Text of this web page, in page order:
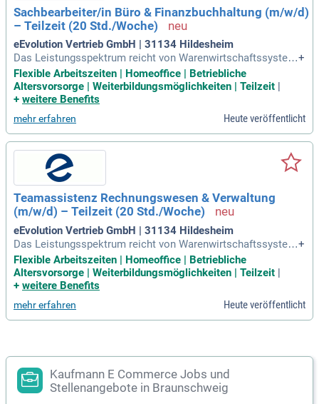
Sachbearbeiter/in Büro & Finanzbuchhaltung (m/w/d)
– Teilzeit (20 Std./Woche)
eEvolution Vertrieb GmbH | 31134 Hildesheim
Das Leistungsspektrum reicht von Warenwirtschaftssystem
en (ERP), Handwerkersoftware, Enterprise Content Manage
ment (ECM) sowie Lösungen für den Kundendienst oder E-C
ommerce.
+
Flexible Arbeitszeiten | Homeoffice | Betriebliche
Altersvorsorge | Weiterbildungsmöglichkeiten | Teilzeit
+ weitere Benefits
mehr erfahren Heute veröffentlicht
Teamassistenz Rechnungswesen & Verwaltung
(m/w/d) – Teilzeit (20 Std./Woche)
eEvolution Vertrieb GmbH | 31134 Hildesheim
Das Leistungsspektrum reicht von Warenwirtschaftssystem
en (ERP), Handwerkersoftware, Enterprise Content Manage
ment (ECM) sowie Lösungen für den Kundendienst oder E-C
ommerce.
+
Flexible Arbeitszeiten | Homeoffice | Betriebliche
Altersvorsorge | Weiterbildungsmöglichkeiten | Teilzeit |
+ weitere Benefits
mehr erfahren Heute veröffentlicht
Kaufmann E Commerce Jobs und
Stellenangebote in Braunschweig